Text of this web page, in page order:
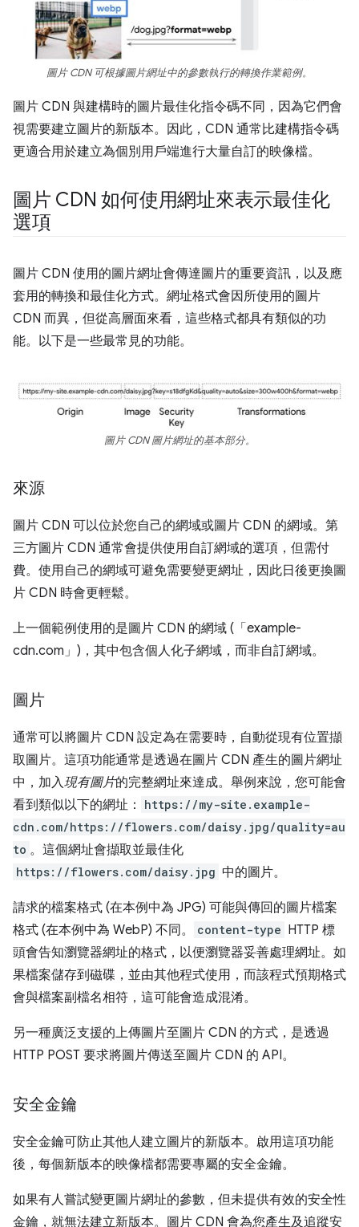
圖片 CDN 可根據圖片網址中的參數執行的轉換作業範例。
圖片 CDN 與建構時的圖片最佳化指令碼不同，因為它們會
視需要建立圖片的新版本。因此，CDN 通常比建構指令碼
更適合用於建立為個別用戶端進行大量自訂的映像檔。
圖片 CDN 如何使用網址來表示最佳化
選項
圖片 CDN 使用的圖片網址會傳達圖片的重要資訊，以及應
套用的轉換和最佳化方式。網址格式會因所使用的圖片
CDN 而異，但從高層面來看，這些格式都具有類似的功
能。以下是一些最常見的功能。
圖片 CDN 圖片網址的基本部分。
來源
圖片 CDN 可以位於您自己的網域或圖片 CDN 的網域。第
三方圖片 CDN 通常會提供使用自訂網域的選項，但需付
費。使用自己的網域可避免需要變更網址，因此日後更換圖
片 CDN 時會更輕鬆。
上一個範例使用的是圖片 CDN 的網域 (「example-
cdn.com」)，其中包含個人化子網域，而非自訂網域。
圖片
通常可以將圖片 CDN 設定為在需要時，自動從現有位置擷
取圖片。這項功能通常是透過在圖片 CDN 產生的圖片網址
中，加入現有圖片的完整網址來達成。舉例來說，您可能會
看到類似以下的網址：
https://my-site.example-
cdn.com/https://flowers.com/daisy.jpg/quality=au
to 。這個網址會擷取並最佳化
https://flowers.com/daisy.jpg 中的圖片。
請求的檔案格式 (在本例中為 JPG) 可能與傳回的圖片檔案
格式 (在本例中為 WebP) 不同。
content-type HTTP 標
頭會告知瀏覽器網址的格式，以便瀏覽器妥善處理網址。如
果檔案儲存到磁碟，並由其他程式使用，而該程式預期格式
會與檔案副檔名相符，這可能會造成混淆。
另一種廣泛支援的上傳圖片至圖片 CDN 的方式，是透過
HTTP POST 要求將圖片傳送至圖片 CDN 的 API。
安全金鑰
安全金鑰可防止其他人建立圖片的新版本。啟用這項功能
後，每個新版本的映像檔都需要專屬的安全金鑰。
如果有人嘗試變更圖片網址的參數，但未提供有效的安全性
金鑰，就無法建立新版本。圖片 CDN 會為您產生及追蹤安